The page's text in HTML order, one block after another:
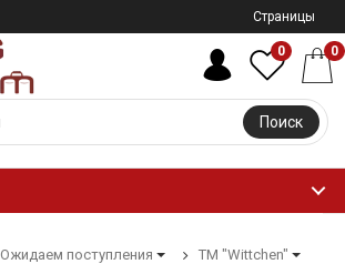
Страницы
Поиск
0 0
Ожидаем поступления ТМ "Wittchen"